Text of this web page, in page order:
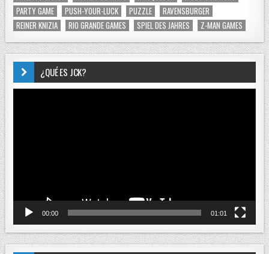
PARTY GAME
PUSH-YOUR-LUCK PUZZLE
RAVENSBURGER
REINER KNIZIA
RIO GRANDE GAMES SPIEL DES JAHRES Z-MAN GAMES
¿QUÉ ES JCK?
00:00 01:01